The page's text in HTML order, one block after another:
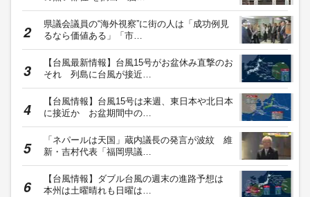
県議会議員の“海外視察”に街の人は「成功例見
るなら価値ある」「市…
【台風最新情報】台風15号がお盆休み直撃のお
それ 列島に台風が接近…
【台風情報】台風15号は来週、東日本や北日本
に接近か お盆期間中の…
「ネパールは天国」蔵内議長の発言が波紋 維
新・吉村代表「福岡県議…
【台風情報】ダブル台風の週末の進路予想は
本州は土曜晴れも日曜は…